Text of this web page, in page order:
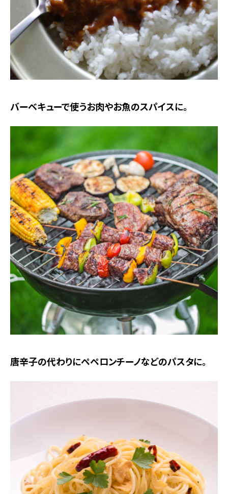
バーベキューで使うお肉やお魚のスパイスに。
唐辛子の代わりにペペロンチーノなどのパスタに。